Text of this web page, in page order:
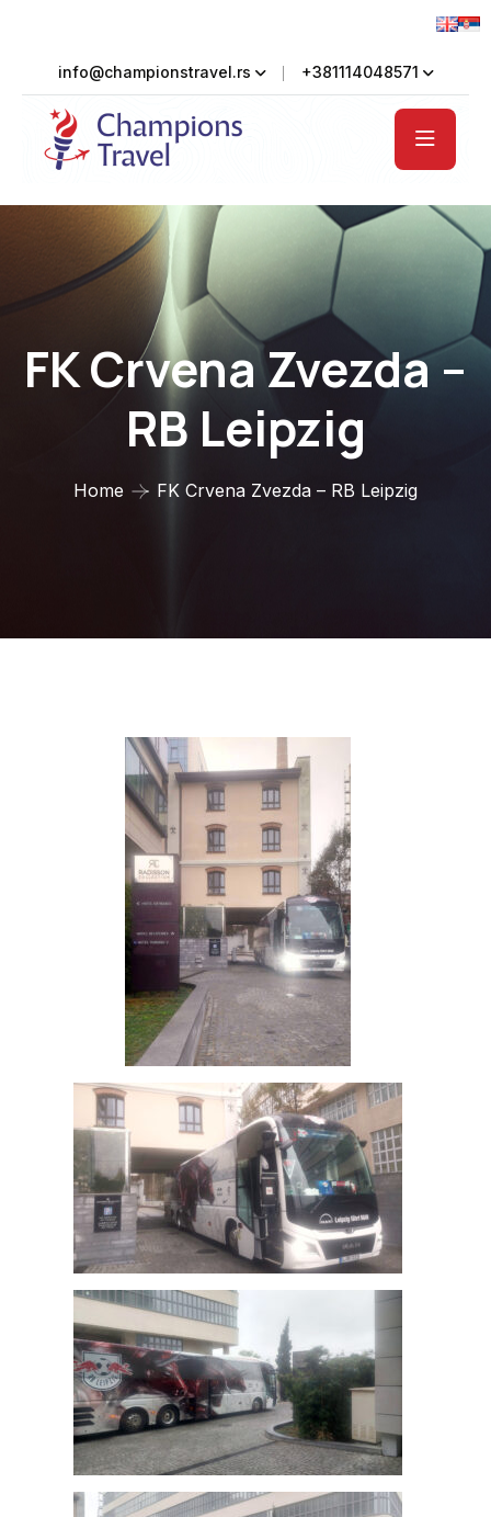
info@championstravel.rs +381114048571
FK Crvena Zvezda –
RB Leipzig
Home FK Crvena Zvezda – RB Leipzig